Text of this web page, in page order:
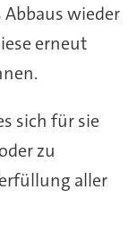
wieder
erneut
sich für sie
zu
aller